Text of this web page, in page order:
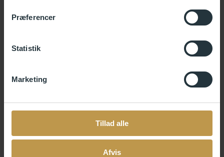
Præferencer
Statistik
Marketing
Tillad alle
Afvis